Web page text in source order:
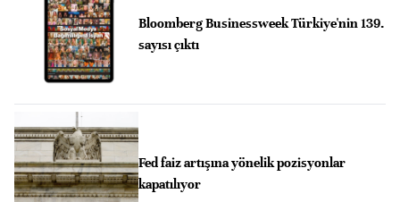
Bloomberg Businessweek Türkiye'nin 139.
sayısı çıktı
Fed faiz artışına yönelik pozisyonlar
kapatılıyor